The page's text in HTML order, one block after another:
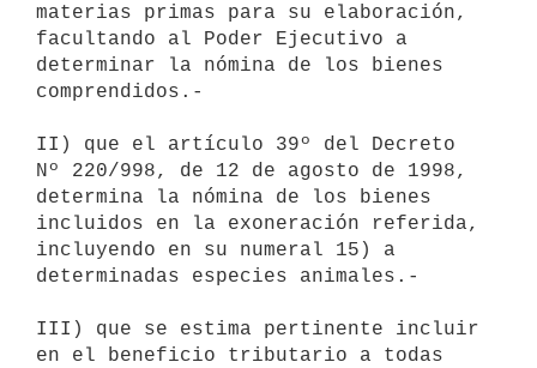
materias primas para su elaboración,
facultando al Poder Ejecutivo a
determinar la nómina de los bienes
comprendidos.-
II) que el artículo 39º del Decreto
Nº 220/998, de 12 de agosto de 1998,
determina la nómina de los bienes
incluidos en la exoneración referida,
incluyendo en su numeral 15) a
determinadas especies animales.-
III) que se estima pertinente incluir
en el beneficio tributario a todas